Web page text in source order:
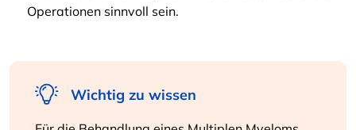
Operationen sinnvoll sein.
Wichtig zu wissen